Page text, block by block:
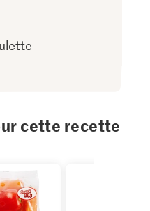
cette recette